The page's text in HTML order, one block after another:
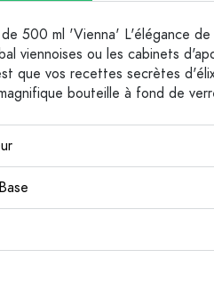
500 ml 'Vienna' L'élégance
viennoises ou les cabinets
que vos recettes secrètes
bouteille à fond de